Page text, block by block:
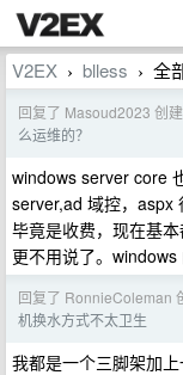
V2EX › blless › 全
回复了 Masoud2023 创
么运维的？
windows server core
server,ad 域控，aspx
毕竟是收费，现在基
更不用说了。windows
回复了 RonnieColeman
机换水方式不太卫生
我都是一个三脚架加